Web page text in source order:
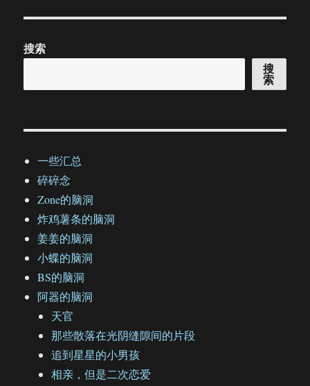
搜索
搜
索
一些汇总
碎碎念
Zone的脑洞
炸鸡薯条的脑洞
姜姜的脑洞
小蝶的脑洞
BS的脑洞
阿器的脑洞
天官
那些散落在光阴缝隙间的片段
追到星星的小男孩
相亲，但是二次恋爱